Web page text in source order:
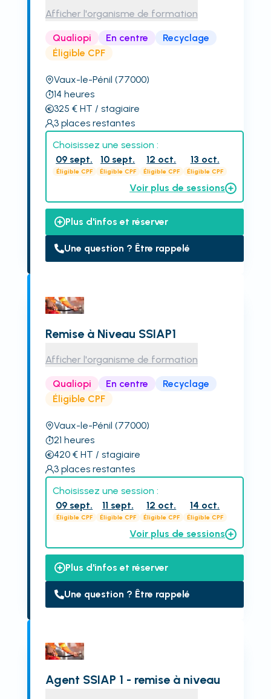
Afficher l'organisme de formation
Qualiopi En centre
Recyclage
Éligible CPF
Vaux-le-Pénil (77000)
14 heures
325 € HT / stagiaire
3 places restantes
Choisissez une session :
09 sept.
Éligible CPF
10 sept.
Éligible CPF
12 oct.
Éligible CPF
13 oct.
Éligible CPF
Voir plus de sessions
Plus d'infos et réserver
Une question ? Être rappelé
Remise à Niveau SSIAP1
Afficher l'organisme de formation
Qualiopi En centre
Recyclage
Éligible CPF
Vaux-le-Pénil (77000)
21 heures
420€ HT / stagiaire
3 places restantes
Choisissez une session :
09 sept.
Éligible CPF
11 sept.
Éligible CPF
12 oct.
Éligible CPF
14 oct.
Éligible CPF
Voir plus de sessions
Plus d'infos et réserver
Une question ? Être rappelé
Agent SSIAP 1 - remise à niveau